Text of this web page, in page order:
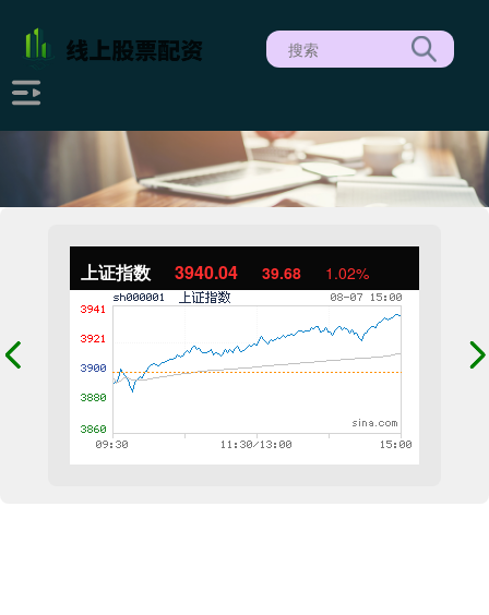
上证指数 3940.04 39.68 1.02%